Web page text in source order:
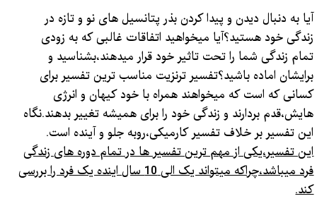
آیا به دنبال دیدن و پیدا کردن بذر پتانسیل های نو و تازه در
زندگی خود هستید؟آیا میخواهید اتفاقات غالبی که به زودی
تمام زندگی شما را تحت تاثیر خود قرار میدهند،بشناسید و
برایشان اماده باشید؟تفسیر ترنزیت مناسب ترین تفسیر برای
کسانی که است که میخواهند همراه با خود کیهان و انرژی
هایش،قدم بردارند و زندگی خود را برای همیشه تغییر بدهند.نگاه
این تفسیر بر خلاف تفسیر کارمیکی،روبه جلو و آینده است.
این تفسیر،یکی از مهم ترین تفسیر ها در تمام دوره های زندگی
فرد میباشد،چراکه میتواند یک الی 10 سال اینده یک فرد را بررسی
کند.